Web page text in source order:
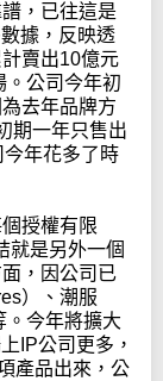
，已往這是
據，反映透
賣出10億元
。公司今年初
去年品牌方
期一年只售出
年花多了時
授權有限
就是另外一個
，因公司已
）、潮服
。今年將擴大
IP公司更多，
產品出來，公